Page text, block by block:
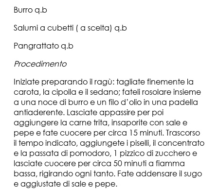
Burro q.b
Salumi a cubetti ( a scelta) q.b
Pangrattato q.b
Procedimento
Iniziate preparando il ragù: tagliate finemente la
carota, la cipolla e il sedano; fateli rosolare insieme
a una noce di burro e un filo d’olio in una padella
antiaderente. Lasciate appassire per poi
aggiungere la carne trita, insaporite con sale e
pepe e fate cuocere per circa 15 minuti. Trascorso
il tempo indicato, aggiungete i piselli, il concentrato
e la passata di pomodoro, 1 pizzico di zucchero e
lasciate cuocere per circa 50 minuti a fiamma
bassa, rigirando ogni tanto. Fate addensare il sugo
e aggiustate di sale e pepe.